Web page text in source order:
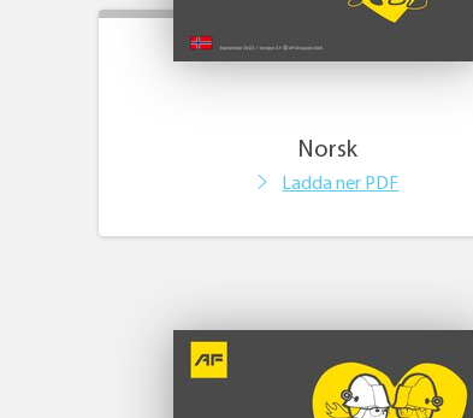
Norsk
Ladda ner PDF